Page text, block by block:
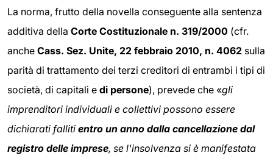
La norma, frutto della novella conseguente alla sentenza
additiva della Corte Costituzionale n. 319/2000 (cfr.
anche Cass. Sez. Unite, 22 febbraio 2010, n. 4062 sulla
parità di trattamento dei terzi creditori di entrambi i tipi di
società, di capitali e di persone), prevede che «gli
imprenditori individuali e collettivi possono essere
dichiarati falliti entro un anno dalla cancellazione dal
registro delle imprese, se l'insolvenza si è manifestata